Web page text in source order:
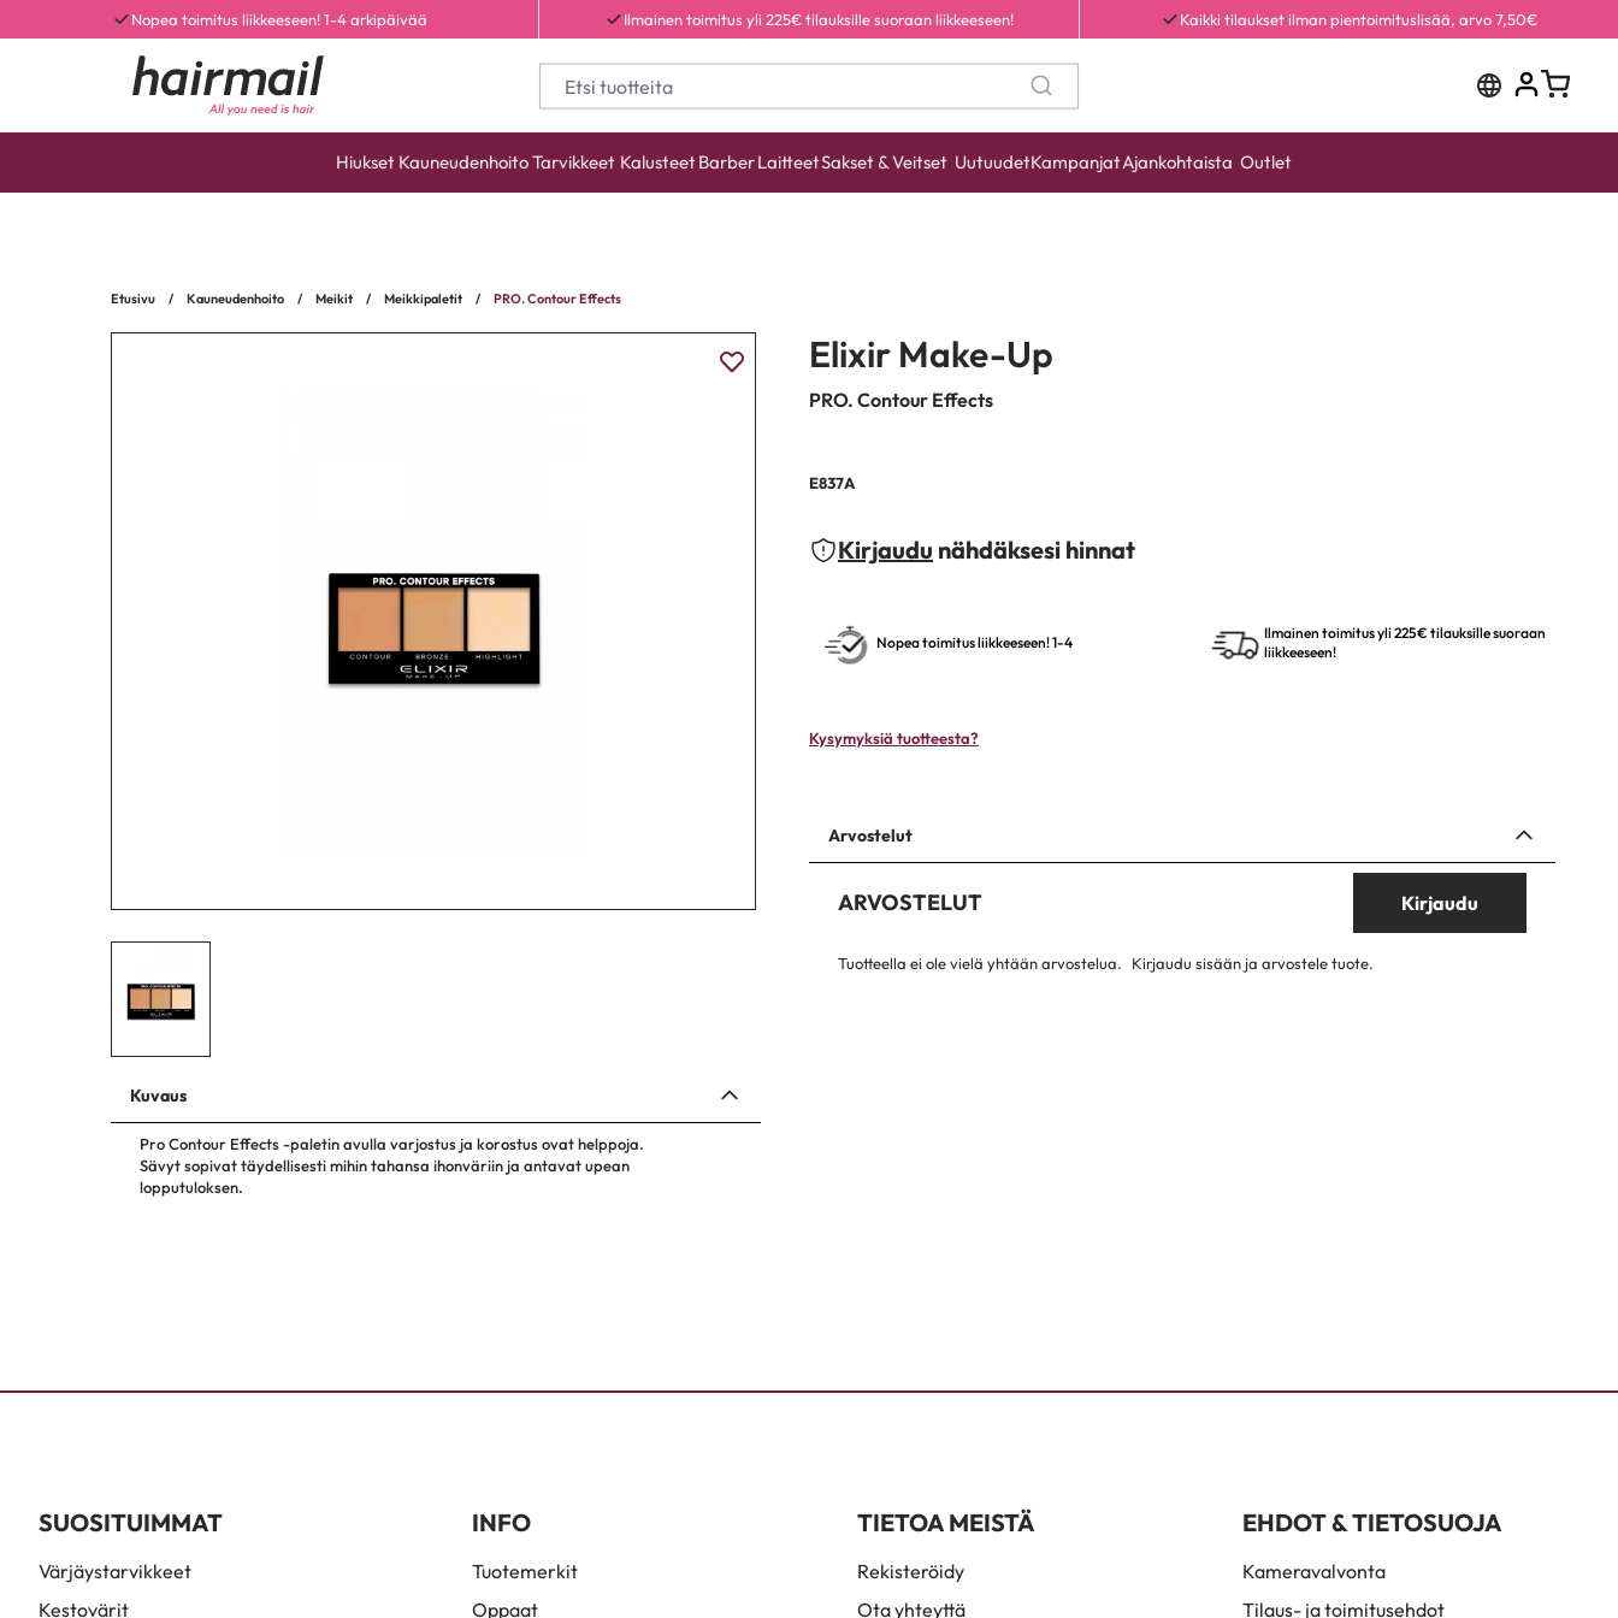
Nopea toimitus liikkeeseen! 1-4 arkipäivää Ilmainen toimitus yli 225€ tilauksille suoraan liikkeeseen! Kaikki tilaukset ilman pientoimituslisää, arvo 7,50€
Hiukset KauneudenhoitoTarvikkeet KalusteetBarberLaitteetSakset & Veitset UutuudetKampanjatAjankohtaista Outlet
Etusivu / Kauneudenhoito / Meikit / Meikkipaletit / PRO. Contour Effects
Kuvaus
Pro Contour Effects -paletin avulla varjostus ja korostus ovat helppoja.
Sävyt sopivat täydellisesti mihin tahansa ihonväriin ja antavat upean
lopputuloksen.
Elixir Make-Up
PRO. Contour Effects
E837A
Kirjaudu nähdäksesi hinnat
Nopea toimitus liikkeeseen! 1-4
Ilmainen toimitus yli 225€ tilauksille suoraan
liikkeeseen!
Kysymyksiä tuotteesta?
Arvostelut
ARVOSTELUT Kirjaudu
Tuotteella ei ole vielä yhtään arvostelua. Kirjaudu sisään ja arvostele tuote.
SUOSITUIMMAT
Värjäystarvikkeet
Kestovärit
INFO
Tuotemerkit
Oppaat
TIETOA MEISTÄ
Rekisteröidy
Ota yhteyttä
EHDOT & TIETOSUOJA
Kameravalvonta
Tilaus- ja toimitusehdot